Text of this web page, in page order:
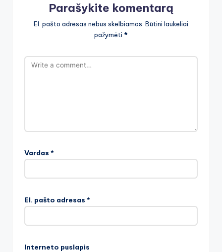
Parašykite komentarą
El. pašto adresas nebus skelbiamas. Būtini laukeliai
pažymėti *
Vardas *
El. pašto adresas *
Interneto puslapis